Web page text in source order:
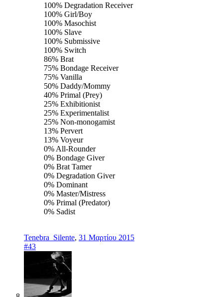
100% Degradation Receiver
100% Girl/Boy
100% Masochist
100% Slave
100% Submissive
100% Switch
86% Brat
75% Bondage Receiver
75% Vanilla
50% Daddy/Mommy
40% Primal (Prey)
25% Exhibitionist
25% Experimentalist
25% Non-monogamist
13% Pervert
13% Voyeur
0% All-Rounder
0% Bondage Giver
0% Brat Tamer
0% Degradation Giver
0% Dominant
0% Master/Mistress
0% Primal (Predator)
0% Sadist
Tenebra_Silente, 31 Μαρτίου 2015
#43